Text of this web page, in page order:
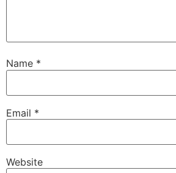
Name *
Email *
Website